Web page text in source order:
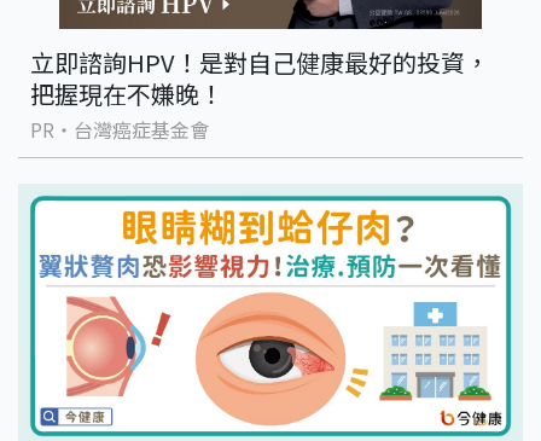
立即諮詢HPV！是對自己健康最好的投資，
把握現在不嫌晚！
PR・台灣癌症基金會